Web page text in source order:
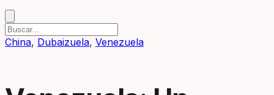
China, Dubaizuela, Venezuela